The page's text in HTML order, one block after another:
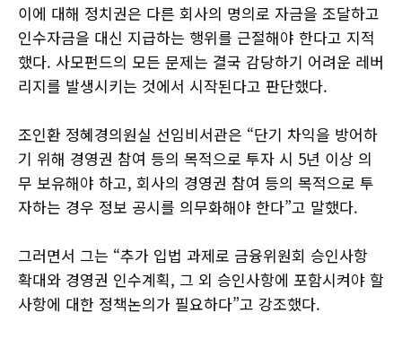
이에 대해 정치권은 다른 회사의 명의로 자금을 조달하고
인수자금을 대신 지급하는 행위를 근절해야 한다고 지적
했다. 사모펀드의 모든 문제는 결국 감당하기 어려운 레버
리지를 발생시키는 것에서 시작된다고 판단했다.
조인환 정혜경의원실 선임비서관은 “단기 차익을 방어하
기 위해 경영권 참여 등의 목적으로 투자 시 5년 이상 의
무 보유해야 하고, 회사의 경영권 참여 등의 목적으로 투
자하는 경우 정보 공시를 의무화해야 한다”고 말했다.
그러면서 그는 “추가 입법 과제로 금융위원회 승인사항
확대와 경영권 인수계획, 그 외 승인사항에 포함시켜야 할
사항에 대한 정책논의가 필요하다”고 강조했다.